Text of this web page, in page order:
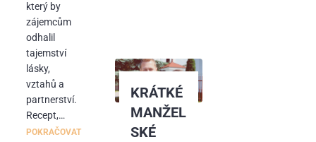
který by
zájemcům
odhalil
tajemství
lásky,
vztahů a
partnerství.
Recept,…
POKRAČOVAT
KRÁTKÉ
MANŽEL
SKÉ